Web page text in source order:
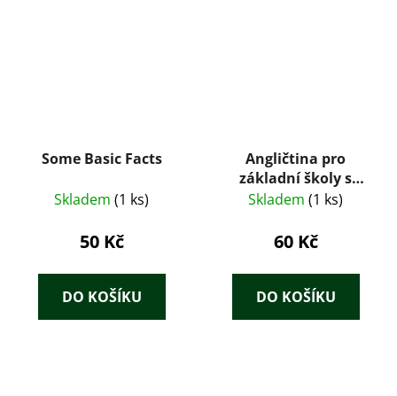
Some Basic Facts
Skladem (1 ks)
50 Kč
DO KOŠÍKU
Angličtina pro
základní školy s
třídami s rozšířeným
Skladem (1 ks)
60 Kč
DO KOŠÍKU